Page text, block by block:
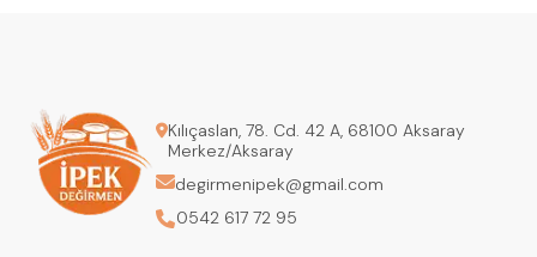
Kılıçaslan, 78. Cd. 42 A, 68100 Aksaray
Merkez/Aksaray
degirmenipek@gmail.com
0542 617 72 95